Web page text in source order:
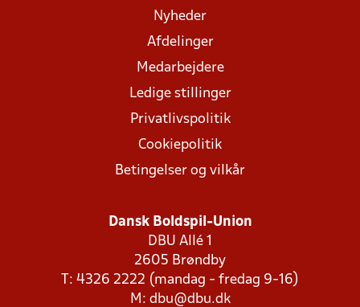
Nyheder
Afdelinger
Medarbejdere
Ledige stillinger
Privatlivspolitik
Cookiepolitik
Betingelser og vilkår
Dansk Boldspil-Union
DBU Allé 1
2605 Brøndby
T: 4326 2222 (mandag - fredag 9-16)
M: dbu@dbu.dk